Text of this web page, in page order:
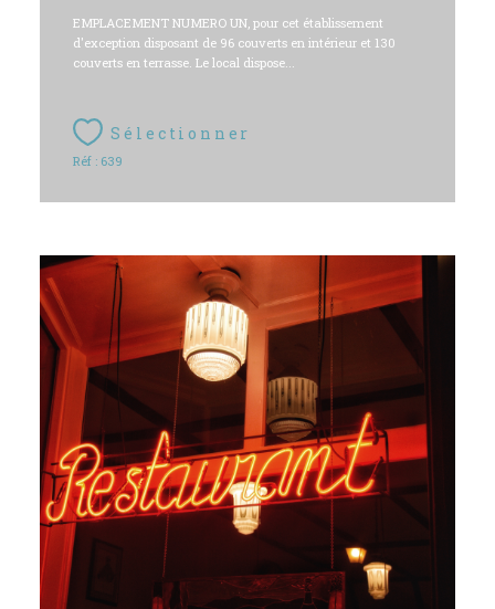
EMPLACEMENT NUMERO UN, pour cet établissement
d'exception disposant de 96 couverts en intérieur et 130
couverts en terrasse. Le local dispose...
Sélectionner
Réf : 639